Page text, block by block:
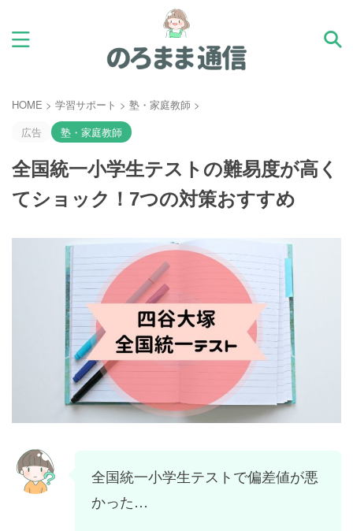
HOME > 学習サポート > 塾・家庭教師 >
広告
塾・家庭教師
全国統一小学生テストの難易度が高く
てショック！7つの対策おすすめ
全国統一小学生テストで偏差値が悪
かった…